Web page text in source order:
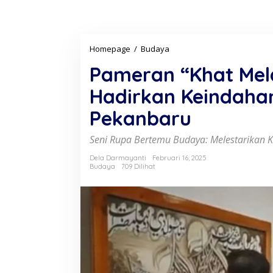
Homepage / Budaya
m
e
r
a
n
"
K
a
l
a
y
u
G
u
r
Pameran “Khat
Hadirkan
Pekanbaru
Seni Rupa Bertemu Budaya:
Dela Darmayanti
Februari 16, 2025
Budaya
709 Dilihat